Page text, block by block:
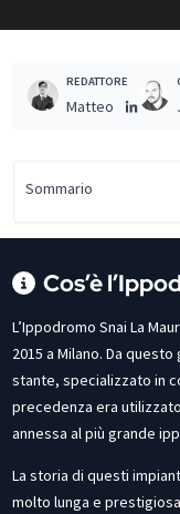
REDATTORE
Matteo
Sommario
Cos’è
L’Ippodromo Snai La
2015 a Milano. Da
stante, specializzato in
precedenza era
annessa al più grande
La storia di questi
molto lunga e